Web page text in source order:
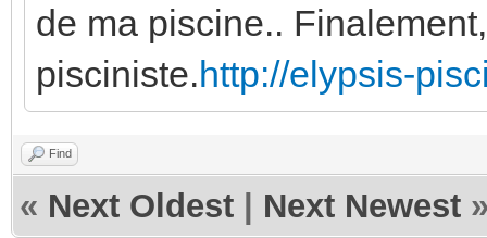
de ma piscine..
pisciniste.http://elypsis-
Find
« Next Oldest Next Newest